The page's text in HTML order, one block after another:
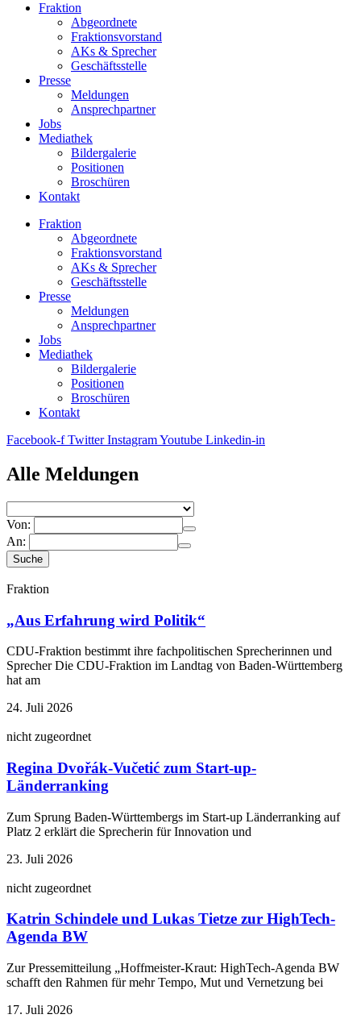
Fraktion
Abgeordnete
Fraktions­vorstand
AKs & Sprecher
Geschäftsstelle
Presse
Meldungen
Ansprechpartner
Jobs
Mediathek
Bildergalerie
Positionen
Broschüren
Kontakt
Fraktion
Abgeordnete
Fraktions­vorstand
AKs & Sprecher
Geschäftsstelle
Presse
Meldungen
Ansprechpartner
Jobs
Mediathek
Bildergalerie
Positionen
Broschüren
Kontakt
Facebook-f Twitter InstagramYoutube Linkedin-in
Alle Meldungen
Von:
An:
Suche
Fraktion
„Aus Erfahrung wird Politik“
CDU-Fraktion bestimmt ihre fachpolitischen Sprecherinnen und
Sprecher Die CDU-Fraktion im Landtag von Baden-Württemberg
hat am
24. Juli 2026
nicht zugeordnet
Regina Dvořák-Vučetić zum Start-up-
Länderranking
Zum Sprung Baden-Württembergs im Start-up Länderranking auf
Platz 2 erklärt die Sprecherin für Innovation und
23. Juli 2026
nicht zugeordnet
Katrin Schindele und Lukas Tietze zur HighTech-
Agenda BW
Zur Pressemitteilung „Hoffmeister-Kraut: HighTech-Agenda BW
schafft den Rahmen für mehr Tempo, Mut und Vernetzung bei
17. Juli 2026